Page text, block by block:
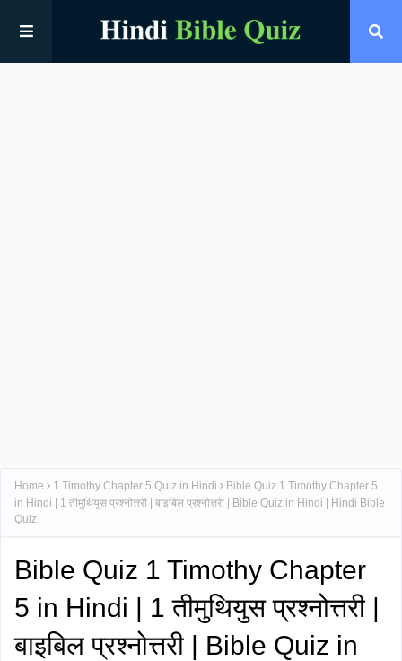
Home 1 Timothy Chapter 5 Quiz in Hindi
Bible Quiz 1 Timothy Chapter 5
in Hindi | 1 तीमुथियुस प्रश्नोत्तरी | बाइबिल प्रश्नोत्तरी | Bible Quiz in Hindi | Hindi Bible
Quiz
Bible Quiz 1 Timothy Chapter
5 in Hindi | 1 तीमुथियुस प्रश्नोत्तरी |
बाइबिल प्रश्नोत्तरी | Bible Quiz in